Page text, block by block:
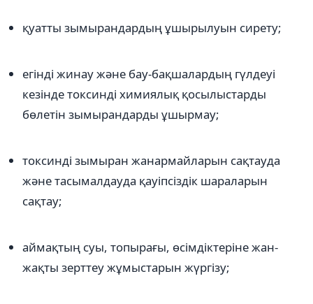
қуатты зымырандардың ұшырылуын сирету;
егінді жинау және бау-бақшалардың гүлдеуі
кезінде токсинді химиялық қосылыстарды
бөлетін зымырандарды ұшырмау;
токсинді зымыран жанармайларын сақтауда
және тасымалдауда қауіпсіздік шараларын
сақтау;
аймақтың суы, топырағы, өсімдіктеріне жан-
жақты зерттеу жұмыстарын жүргізу;